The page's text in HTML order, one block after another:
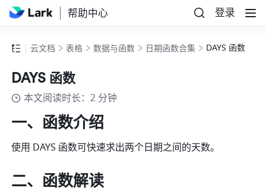
帮助中心 登录
云文档 表格 数据与函数 日期函数合集 DAYS 函数
DAYS 函数
本文阅读时长：2 分钟
一、函数介绍
使用 DAYS 函数可快速求出两个日期之间的天数。
二、函数解读